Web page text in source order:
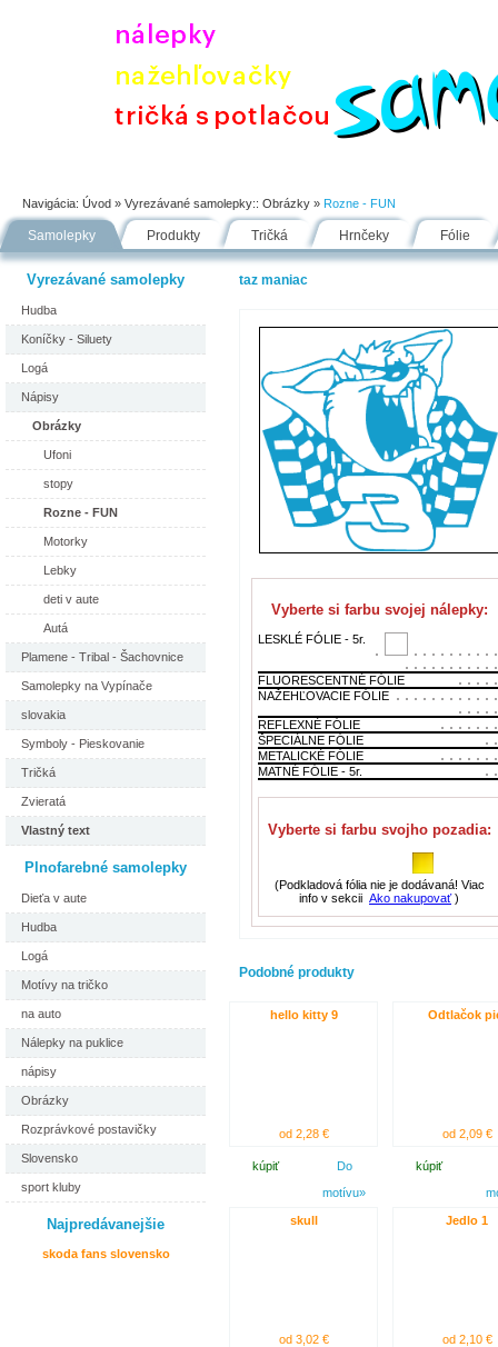
Navigácia: Úvod » Vyrezávané samolepky:: Obrázky » Rozne - FUN
Samolepky Produkty Tričká Hrnčeky Fólie
Vyrezávané samolepky
Hudba
Koníčky - Siluety
Logá
Nápisy
Obrázky
Ufoni
stopy
Rozne - FUN
Motorky
Lebky
deti v aute
Autá
Plamene - Tribal - Šachovnice
Samolepky na Vypínače
slovakia
Symboly - Pieskovanie
Tričká
Zvieratá
Vlastný text
Plnofarebné samolepky
Dieťa v aute
Hudba
Logá
Motívy na tričko
na auto
Nálepky na puklice
nápisy
Obrázky
Rozprávkové postavičky
Slovensko
sport kluby
Najpredávanejšie
skoda fans slovensko
taz maniac
Vyberte si farbu svojej nálepky:
LESKLÉ FÓLIE - 5r.
FLUORESCENTNÉ FÓLIE
NAŽEHĽOVACIE FÓLIE
REFLEXNÉ FÓLIE
ŠPECIÁLNE FÓLIE
METALICKÉ FÓLIE
MATNÉ FÓLIE - 5r.
Vyberte si farbu svojho pozadia:
(Podkladová fólia nie je dodávaná! Viac
info v sekcii Ako nakupovať )
Podobné produkty
hello kitty 9
od 2,28 €
kúpiť
Do
motívu»
Odtlačok
od 2,09 €
kúpiť
skull
od 3,02 €
Jedlo 1
od 2,10 €